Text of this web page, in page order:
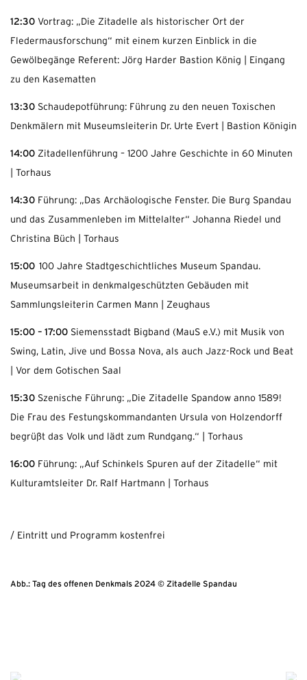
12:30 Vortrag: „Die Zitadelle als historischer Ort der
Fledermausforschung“ mit einem kurzen Einblick in die
Gewölbegänge Referent: Jörg Harder Bastion König | Eingang
zu den Kasematten
13:30 Schaudepotführung: Führung zu den neuen Toxischen
Denkmälern mit Museumsleiterin Dr. Urte Evert | Bastion Königin
14:00 Zitadellenführung – 1200 Jahre Geschichte in 60 Minuten
| Torhaus
14:30 Führung: „Das Archäologische Fenster. Die Burg Spandau
und das Zusammenleben im Mittelalter“ Johanna Riedel und
Christina Büch | Torhaus
15:00 100 Jahre Stadtgeschichtliches Museum Spandau.
Museumsarbeit in denkmalgeschützten Gebäuden mit
Sammlungsleiterin Carmen Mann | Zeughaus
15:00 – 17:00 Siemensstadt Bigband (MauS e.V.) mit Musik von
Swing, Latin, Jive und Bossa Nova, als auch Jazz-Rock und Beat
| Vor dem Gotischen Saal
15:30 Szenische Führung: „Die Zitadelle Spandow anno 1589!
Die Frau des Festungskommandanten Ursula von Holzendorff
begrüßt das Volk und lädt zum Rundgang.“ | Torhaus
16:00 Führung: „Auf Schinkels Spuren auf der Zitadelle“ mit
Kulturamtsleiter Dr. Ralf Hartmann | Torhaus
/ Eintritt und Programm kostenfrei
Abb.: Tag des offenen Denkmals 2024 © Zitadelle Spandau